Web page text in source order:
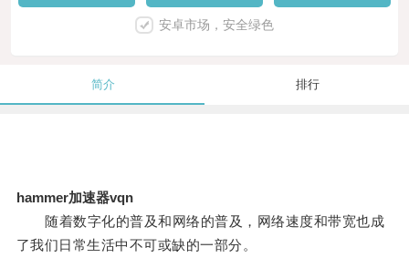
安卓市场，安全绿色
简介 排行
hammer加速器vqn
随着数字化的普及和网络的普及，网络速度和带宽也成
了我们日常生活中不可或缺的一部分。